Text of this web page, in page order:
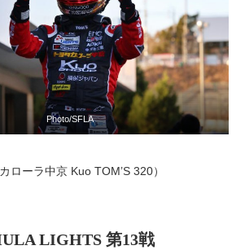
Photo/SFLA
ローラ中京 Kuo TOM’S 320）
LIGHTS 第13戦